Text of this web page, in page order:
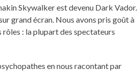
Skywalker est devenu Dark Vador.
grand écran. Nous avons pris goût à
: la plupart des spectateurs
en nous racontant par